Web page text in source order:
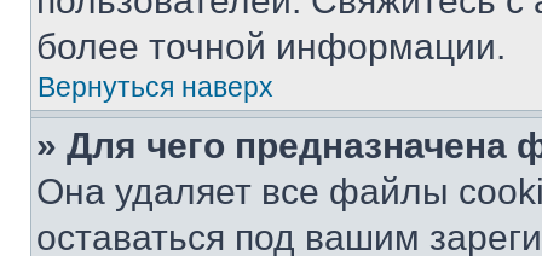
более точной информации.
Вернуться наверх
» Для чего предназначена
Она удаляет все файлы
оставаться под вашим